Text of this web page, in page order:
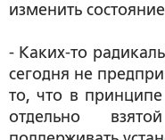
изменить
- Каких-то
сегодня не
то, что в
отдельно